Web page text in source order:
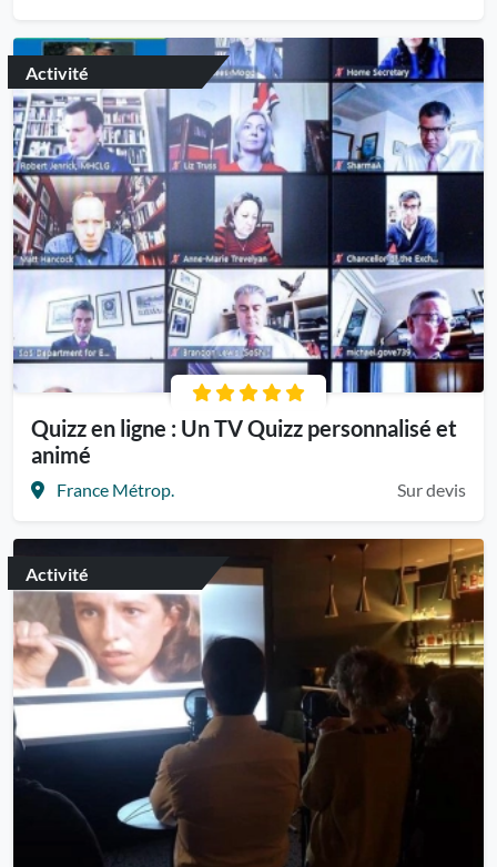
Activité
Quizz en ligne : Un TV Quizz personnalisé et
animé
France Métrop. Sur devis
Activité